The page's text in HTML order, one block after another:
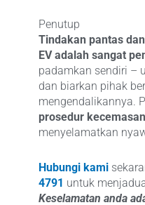
Penutup
Tindakan pantas
EV adalah sangat
padamkan sendiri –
dan biarkan pihak
mengendalikannya.
prosedur
menyelamatkan
Hubungi kami
4791 untuk
Keselamatan anda